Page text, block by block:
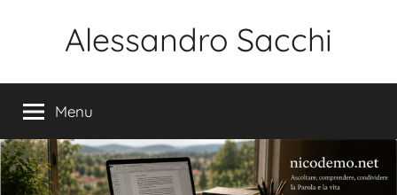
Alessandro Sacchi
Vita
Menu